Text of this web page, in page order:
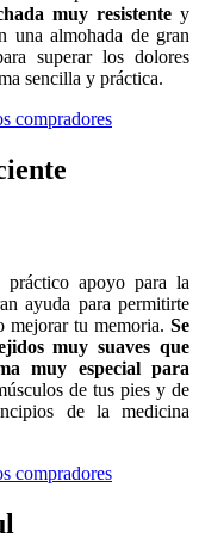
muy resistentey
una almohada de gran
superar los dolores
sencilla y práctica.
compradores
práctico apoyo para la
ayuda para permitirte
mejorar tu memoria. Se
muy suaves que
muy especial para
de tus pies y de
de la medicina
compradores